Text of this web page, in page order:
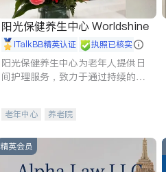
阳光保健养生中心 Worldshine
iTalkBB精英认证 执照已核实
阳光保健养生中心为老年人提供日
间护理服务，致力于通过持续的护
老年中心 养老院
精英会员